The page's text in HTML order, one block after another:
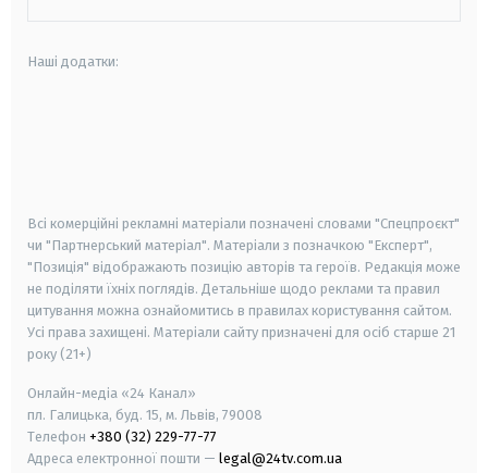
Наші додатки:
Всі комерційні рекламні матеріали позначені словами "Спецпроєкт"
чи "Партнерський матеріал". Матеріали з позначкою "Експерт",
"Позиція" відображають позицію авторів та героїв. Редакція може
не поділяти їхніх поглядів. Детальніше щодо реклами та правил
цитування можна ознайомитись в правилах користування сайтом.
Усі права захищені. Матеріали сайту призначені для осіб старше 21
року (21+)
Онлайн-медіа «24 Канал»
пл. Галицька, буд. 15, м. Львів, 79008
Телефон +380 (32) 229-77-77
Адреса електронної пошти — legal@24tv.com.ua